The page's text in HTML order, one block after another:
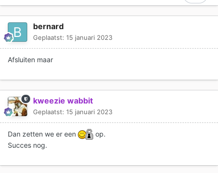
bernard
Geplaatst: 15 januari 2023
Afsluiten maar
kweezie wabbit
Geplaatst: 15 januari 2023
Dan zetten we er een
op.
Succes nog.